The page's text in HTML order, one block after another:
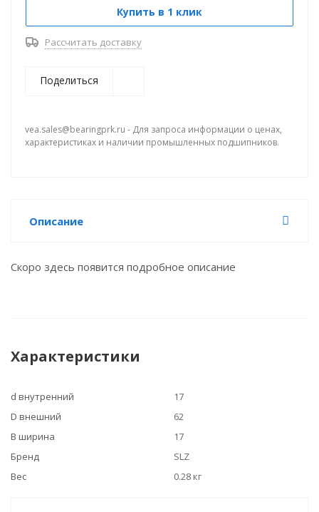
Купить в 1 клик
Рассчитать доставку
Поделиться
vea.sales@bearingprk.ru - Для запроса информации о ценах,
характеристиках и наличии промышленных подшипников.
Описание
Скоро здесь появится подробное описание
Характеристики
d внутренний
17
D внешний
62
B ширина
17
Бренд
SLZ
Вес
0.28 кг